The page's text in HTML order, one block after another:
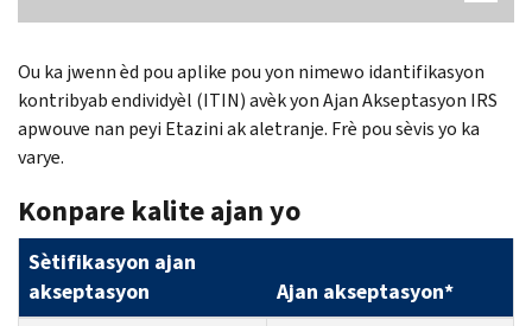
Ou ka jwenn èd pou aplike pou yon nimewo idantifikasyon
kontribyab endividyèl (ITIN) avèk yon Ajan Akseptasyon IRS
apwouve nan peyi Etazini ak aletranje. Frè pou sèvis yo ka
varye.
Konpare kalite ajan yo
Sètifikasyon ajan
akseptasyon
Ajan akseptasyon*